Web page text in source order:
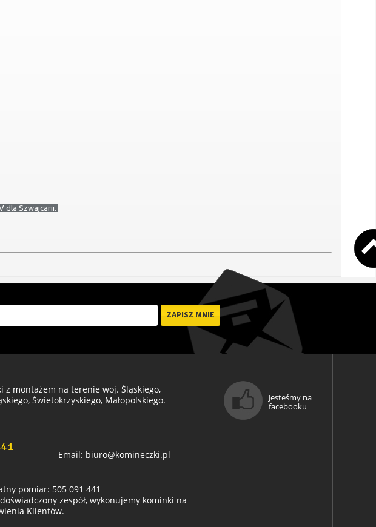
dla Szwajcarii.
z montażem na terenie woj. Śląskiego,
Świetokrzyskiego, Małopolskiego.
Email: biuro@komineczki.pl
pomiar: 505 091 441
zespół, wykonujemy kominki na
Klientów.
Jesteśmy na
facebooku